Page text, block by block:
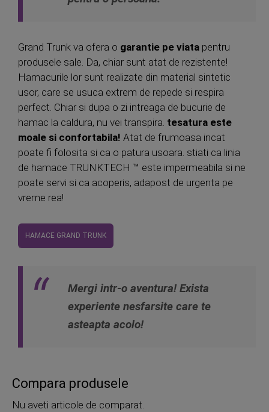
Grand Trunk va ofera o garantie pe viata pentru
produsele sale. Da, chiar sunt atat de rezistente!
Hamacurile lor sunt realizate din material sintetic
usor, care se usuca extrem de repede si respira
perfect. Chiar si dupa o zi intreaga de bucurie de
hamac la caldura, nu vei transpira. tesatura este
moale si confortabila! Atat de frumoasa incat
poate fi folosita si ca o patura usoara. stiati ca linia
de hamace TRUNKTECH ™ este impermeabila si ne
poate servi si ca acoperis, adapost de urgenta pe
vreme rea!
HAMACE GRAND TRUNK
Mergi intr-o aventura! Exista
experiente nesfarsite care te
asteapta acolo!
Compara produsele
Nu aveti articole de comparat.